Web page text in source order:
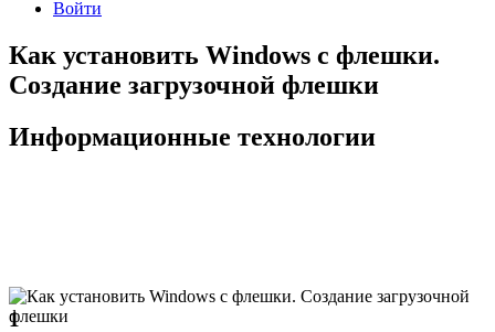
Войти
Как установить Windows с флешки.
Создание загрузочной флешки
Информационные технологии
1